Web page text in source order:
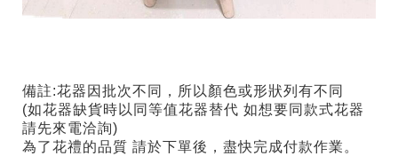
備註:花器因批次不同，所以顏色或形狀列有不同
(如花器缺貨時以同等值花器替代 如想要同款式花器
請先來電洽詢)
為了花禮的品質 請於下單後，盡快完成付款作業。